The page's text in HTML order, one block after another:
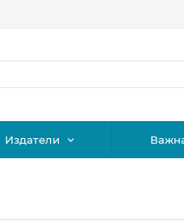
Издатели